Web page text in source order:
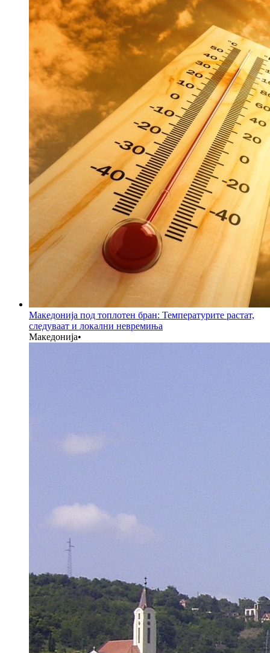
Македонија под топлотен бран: Температурите растат,
следуваат и локални невремиња
Македонија•